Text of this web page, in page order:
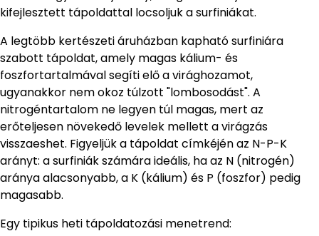
kifejlesztett tápoldattal locsoljuk a surfiniákat.
A legtöbb kertészeti áruházban kapható surfiniára
szabott tápoldat, amely magas kálium- és
foszfortartalmával segíti elő a virághozamot,
ugyanakkor nem okoz túlzott "lombosodást". A
nitrogéntartalom ne legyen túl magas, mert az
erőteljesen növekedő levelek mellett a virágzás
visszaeshet. Figyeljük a tápoldat címkéjén az N-P-K
arányt: a surfiniák számára ideális, ha az N (nitrogén)
aránya alacsonyabb, a K (kálium) és P (foszfor) pedig
magasabb.
Egy tipikus heti tápoldatozási menetrend: